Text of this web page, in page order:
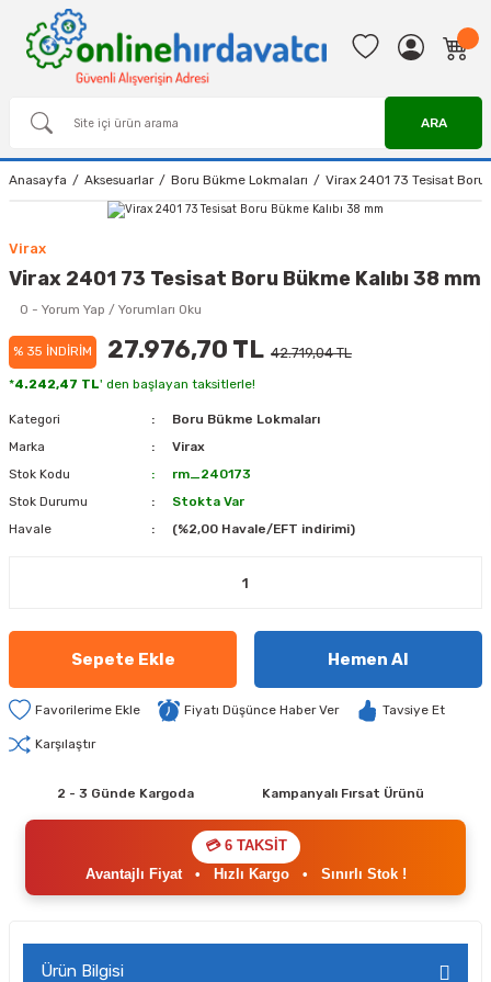
ARA
Anasayfa Aksesuarlar Boru Bükme Lokmaları Virax 2401 73 Tesisat Boru
Virax
Virax 2401 73 Tesisat Boru Bükme Kalıbı 38 mm
0 - Yorum Yap / Yorumları Oku
% 35 İNDİRİM 27.976,70 TL 42.719,04 TL
*4.242,47 TL' den başlayan taksitlerle!
Kategori
Boru Bükme Lokmaları
Marka
Virax
Stok Kodu
rm_240173
Stok Durumu
Stokta Var
Havale
(%2,00 Havale/EFT indirimi)
Sepete Ekle Hemen Al
Fiyatı Düşünce Haber Ver Tavsiye Et
Karşılaştır
2 - 3 Günde Kargoda Kampanyalı Fırsat Ürünü
💳 6 TAKSİT
Avantajlı Fiyat• Hızlı Kargo• Sınırlı Stok !
Ürün Bilgisi